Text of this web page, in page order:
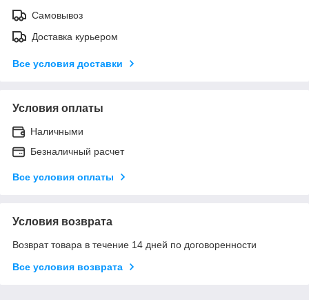
Самовывоз
Доставка курьером
Все условия доставки
Условия оплаты
Наличными
Безналичный расчет
Все условия оплаты
Условия возврата
Возврат товара в течение 14 дней по договоренности
Все условия возврата